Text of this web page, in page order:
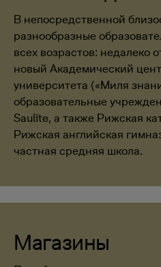
В непосредственной
разнообразные
всех возрастов: недалеко
новый Академический
университета («Миля
образовательные
Saulīte, а также Рижская
Рижская английская
частная средняя школа.
Магазины